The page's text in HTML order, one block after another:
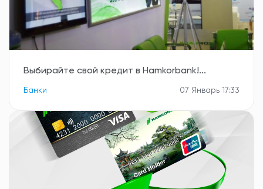
Выбирайте свой кредит в Hamkorbank!...
Банки 07 Январь 17:33